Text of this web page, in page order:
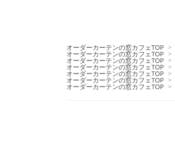
オーダーカーテンの窓カフェTOP >
オーダーカーテンの窓カフェTOP >
オーダーカーテンの窓カフェTOP >
オーダーカーテンの窓カフェTOP >
オーダーカーテンの窓カフェTOP >
オーダーカーテンの窓カフェTOP >
オーダーカーテンの窓カフェTOP >